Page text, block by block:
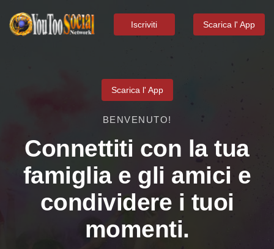
Iscriviti Scarica l' App
Scarica l' App
BENVENUTO!
Connettiti con la tua
famiglia e gli amici e
condividere i tuoi
momenti.